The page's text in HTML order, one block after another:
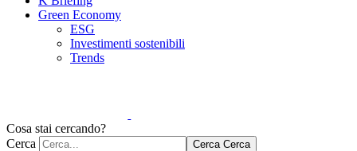
Green Economy
ESG
Investimenti sostenibili
Trends
Cosa stai cercando?
Cerca
Cerca Cerca